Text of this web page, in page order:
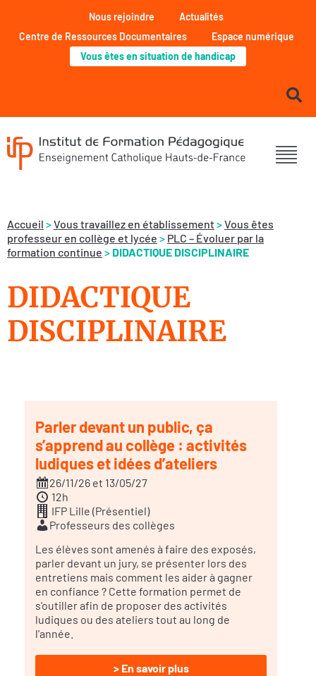
Nous rejoindre
Actualités
Centre de Ressources Documentaires
Espace numérique
Vous êtes en situation de handicap
Accueil >Vous travaillez en établissement>Vous êtes
professeur en collège et lycée > PLC – Évoluer par la
formation continue > DIDACTIQUE DISCIPLINAIRE
DIDACTIQUE
DISCIPLINAIRE
Parler devant un public, ça
s’apprend au collège : activités
ludiques et idées d’ateliers
26/11/26 et 13/05/27
12h
IFP Lille (Présentiel)
Professeurs des collèges
Les élèves sont amenés à faire des exposés,
parler devant un jury, se présenter lors des
entretiens mais comment les aider à gagner
en confiance ? Cette formation permet de
s'outiller afin de proposer des activités
ludiques ou des ateliers tout au long de
l'année.
> En savoir plus